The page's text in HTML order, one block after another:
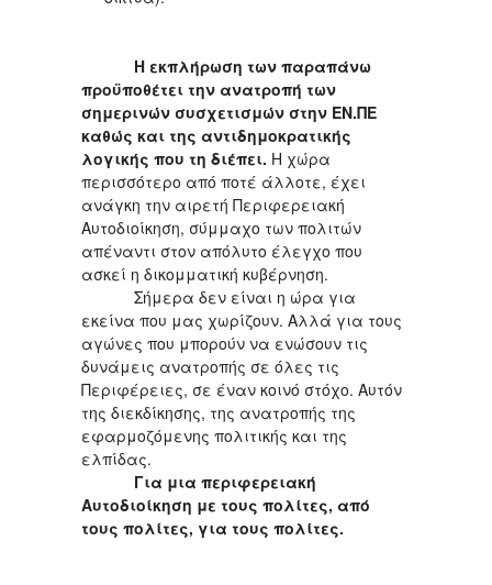
Η εκπλήρωση των παραπάνω
προϋποθέτει την ανατροπή των
σημερινών συσχετισμών στην ΕΝ.ΠΕ
καθώς και της αντιδημοκρατικής
λογικής που τη διέπει. Η χώρα
περισσότερο από ποτέ άλλοτε, έχει
ανάγκη την αιρετή Περιφερειακή
Αυτοδιοίκηση, σύμμαχο των πολιτών
απέναντι στον απόλυτο έλεγχο που
ασκεί η δικομματική κυβέρνηση.
Σήμερα δεν είναι η ώρα για
εκείνα που μας χωρίζουν. Αλλά για τους
αγώνες που μπορούν να ενώσουν τις
δυνάμεις ανατροπής σε όλες τις
Περιφέρειες, σε έναν κοινό στόχο. Αυτόν
της διεκδίκησης, της ανατροπής της
εφαρμοζόμενης πολιτικής και της
ελπίδας.
Για μια περιφερειακή
Αυτοδιοίκηση με τους πολίτες, από
τους πολίτες, για τους πολίτες.